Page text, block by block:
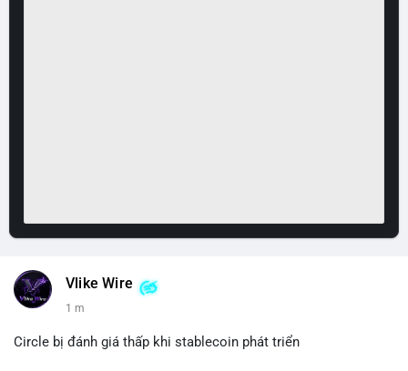
Vlike Wire
1 m
Circle bị đánh giá thấp khi stablecoin phát triển